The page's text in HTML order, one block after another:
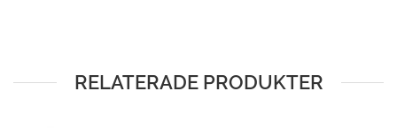
RELATERADE PRODUKTER